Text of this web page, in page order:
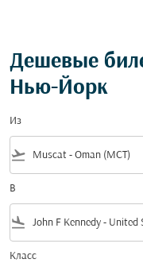
Дешевые
Нью-Йорк
Из
flight_takeoff
В
flight_land
Класс